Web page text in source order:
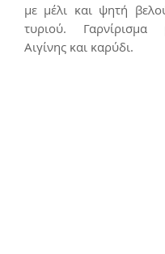
με μέλι και ψητή
τυριού. Γαρνίρισμα
Αιγίνης και καρύδι.